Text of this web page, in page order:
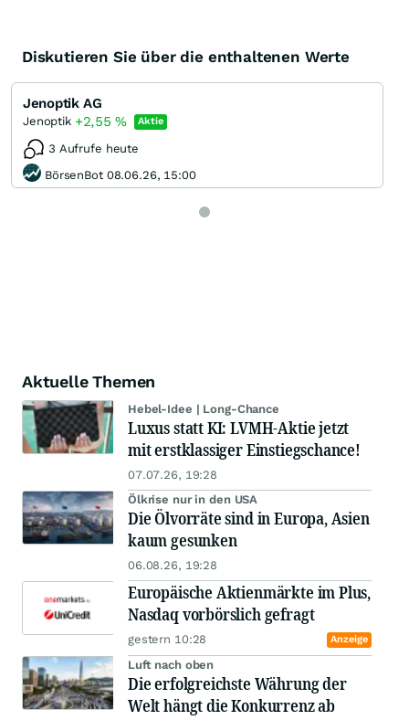
Diskutieren Sie über die enthaltenen Werte
Jenoptik AG
Jenoptik +2,55% Aktie
3 Aufrufe heute
BörsenBot 08.06.26, 15:00
Aktuelle Themen
Hebel-Idee | Long-Chance
Luxus statt KI: LVMH-Aktie jetzt
mit erstklassiger Einstiegschance!
07.07.26, 19:28
Ölkrise nur in den USA
Die Ölvorräte sind in Europa, Asien
kaum gesunken
06.08.26, 19:28
Europäische Aktienmärkte im Plus,
Nasdaq vorbörslich gefragt
gestern 10:28 Anzeige
Luft nach oben
Die erfolgreichste Währung der
Welt hängt die Konkurrenz ab